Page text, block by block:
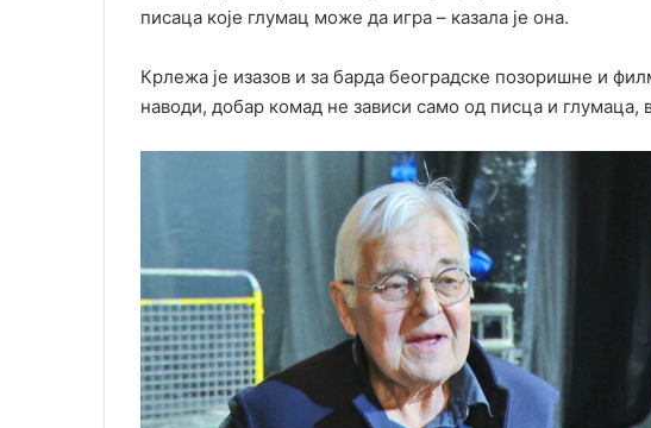
писаца које глумац може да игра – казала је она.
Крлежа је изазов и за барда београдске позоришне и
наводи, добар комад не зависи само од писца и глумаца,